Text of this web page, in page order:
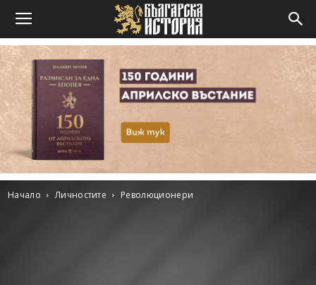
Начало Личностите Революционери